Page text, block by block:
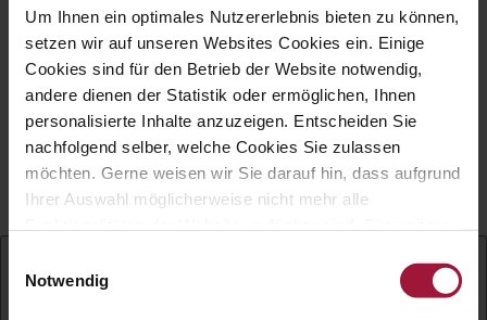
Um Ihnen ein optimales Nutzererlebnis bieten zu können,
setzen wir auf unseren Websites Cookies ein. Einige
Cookies sind für den Betrieb der Website notwendig,
andere dienen der Statistik oder ermöglichen, Ihnen
personalisierte Inhalte anzuzeigen. Entscheiden Sie
nachfolgend selber, welche Cookies Sie zulassen
möchten. Gerne weisen wir Sie darauf hin, dass aufgrund
Ihrer Auswahl möglicherweise nicht mehr alle
Datenschutzerklärung und Cookie Policy.
Notwendig
Impressum|Datenschutz|Cookies|
Barrierefreiheit
Copyright © Hubers Landhendl | Webdesign
byAufwind Werbeagentur
Gefördert mit Mitteln aus dem Zukunftsfonds
„Arbeit Menschen Digital" der AK
Oberösterreich.